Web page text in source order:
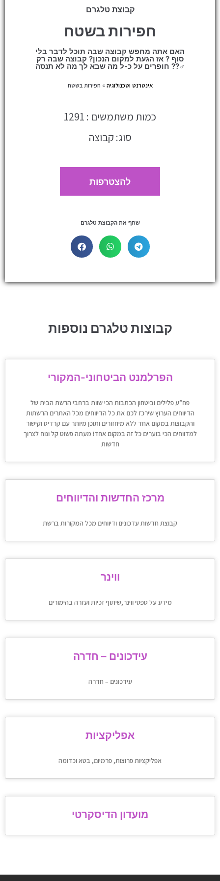
קבוצת טלגרם
חפירות בשטח
האם אתה מחפש קבוצה שבה תוכל לדבר בלי
סוף ? אז הגעת למקום הנכון? קבוצה שבה רק
חופרים על כ-ל מה שבא לך מה לא תנסה ??‍♂️
אינטרנט וטכנולוגיה » חפירות בשטח
כמות משתמשים : 1291
סוג: קבוצה
להצטרפות
שתף את הקבוצת טלגרם
קבוצות טלגרם נוספות
הפרלמנט הביטחוני-המקורי
פח”ע פלילים וביטחון הכתבות הכי שוות ברחבי הרשת הבית של
הדיווחים הערוץ שירכז לכם את כל הדיווחים מכל האתרים הרשתות
והקבוצות במקום אחד ללא מיחזורים ותוכן מיותר עם קרדיט וקישור
למדווחים הכי בוערים כל זה במקום אחד! מעתה פשוט קל ונוח לצרוך
חדשות
מרכז החדשות והדיווחים
קבוצת חדשות עדכונים ודיווחים מכל המקורות ברשת
ווינר
מידע על טפסי ווינר,שיתוף זכיות ועזרה בהימורים
עידכונים – חדרה
עידכונים – חדרה
אפליקציות
אפליקציות פרוצות, פרמיום, בטא וכדומה
מועדון הדיסקרטי